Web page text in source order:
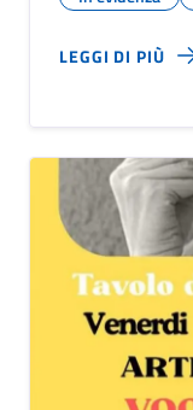
LEGGI DI PIÙ